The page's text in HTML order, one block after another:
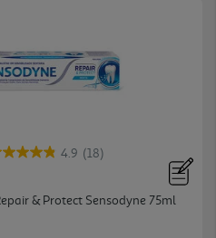
4.9 (18)
& Protect Sensodyne 75ml